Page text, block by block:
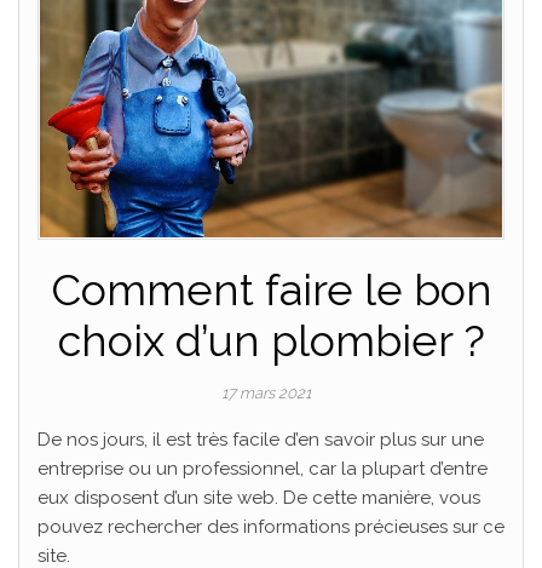
Comment faire le bon
choix d’un plombier ?
17 mars 2021
De nos jours, il est très facile d’en savoir plus sur une
entreprise ou un professionnel, car la plupart d’entre
eux disposent d’un site web. De cette manière, vous
pouvez rechercher des informations précieuses sur ce
site.